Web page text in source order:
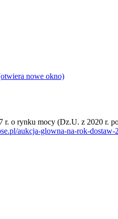
nowe okno)
o rynku mocy (Dz.U. z 2020 r.
aukcja-glowna-na-rok-dostaw-